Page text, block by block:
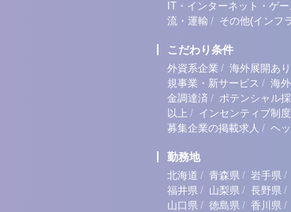
IT・インターネット・ゲー
流・運輸 / その他(インフ
こだわり条件
外資系企業 / 海外展開あ
規事業・新サービス / 海
金調達済 / ポテンシャル
以上 / インセンティブ制度
募集企業の掲載求人 / ヘ
勤務地
北海道 / 青森県 / 岩手県 /
福井県 / 山梨県 / 長野県 /
山口県 / 徳島県 / 香川県 /